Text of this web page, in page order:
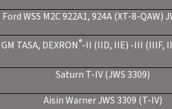
Ford WSS M2C 922A1, 924A (XT-8-QAW)
GM TASA, DEXRON®-II (IID, IIE) -III (IIIF,
Saturn T-IV (JWS 3309)
Aisin Warner JWS 3309 (T-IV)